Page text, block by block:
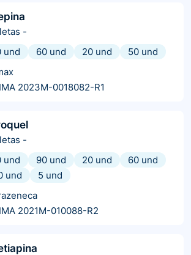
-
und
60 und 20 und
50 und
2023M-0018082-R1
-
und
90 und 20 und
60 und
und
5 und
2021M-010088-R2